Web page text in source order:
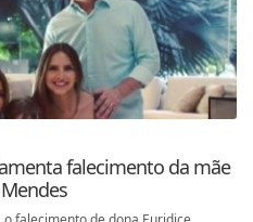
falecimento da mãe